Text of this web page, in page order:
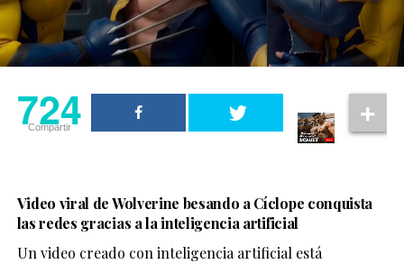
724
Compartir
Video viral de Wolverine besando a Cíclope conquista
las redes gracias a la inteligencia artificial
Un video creado con inteligencia artificial está